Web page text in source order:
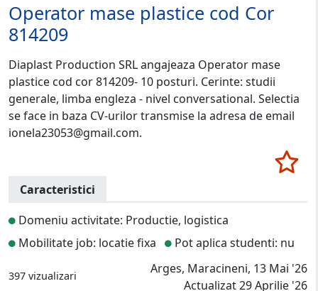
Operator mase plastice cod Cor
814209
Diaplast Production SRL angajeaza Operator mase
plastice cod cor 814209- 10 posturi. Cerinte: studii
generale, limba engleza - nivel conversational. Selectia
se face in baza CV-urilor transmise la adresa de email
ionela23053@gmail.com.
Caracteristici
Domeniu activitate: Productie, logistica
Mobilitate job: locatie fixa
Pot aplica studenti: nu
397 vizualizari
Arges, Maracineni, 13 Mai '26
Actualizat 29 Aprilie '26